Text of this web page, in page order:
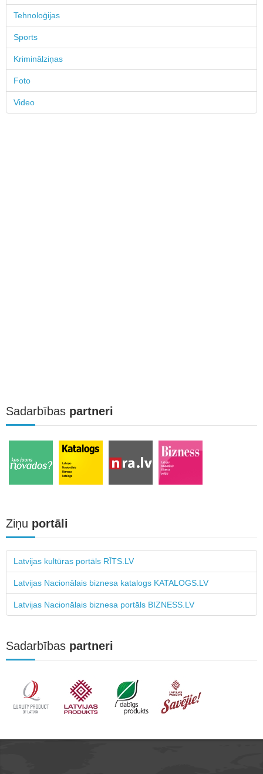
Tehnoloģijas
Sports
Kriminālziņas
Foto
Video
Sadarbības partneri
Ziņu portāli
Latvijas kultūras portāls RĪTS.LV
Latvijas Nacionālais biznesa katalogs KATALOGS.LV
Latvijas Nacionālais biznesa portāls BIZNESS.LV
Sadarbības partneri